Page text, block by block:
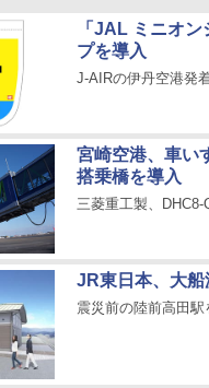
鹿児島
「JAL ミニオ
プを導入
J-AIRの伊丹空港発
宮崎空港、車い
搭乗橋を導入
三菱重工製、
JR東日本、大
震災前の陸前高田